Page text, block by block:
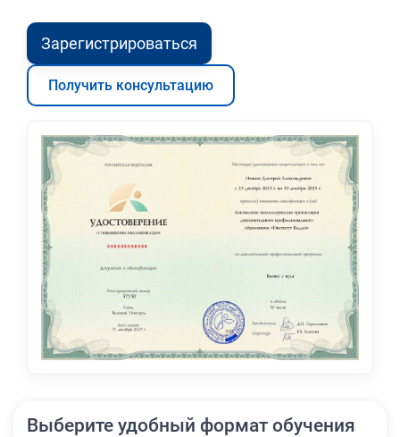
Зарегистрироваться
Получить консультацию
Выберите удобный формат обучения